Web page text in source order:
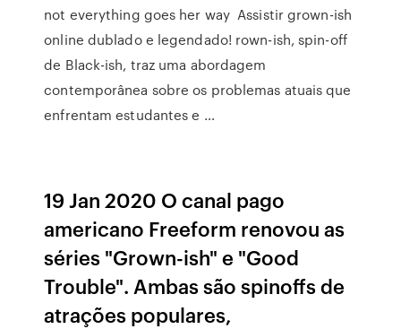
not everything goes her way Assistir grown-ish
online dublado e legendado! rown-ish, spin-off
de Black-ish, traz uma abordagem
contemporânea sobre os problemas atuais que
enfrentam estudantes e …
19 Jan 2020 O canal pago
americano Freeform renovou as
séries "Grown-ish" e "Good
Trouble". Ambas são spinoffs de
atrações populares,